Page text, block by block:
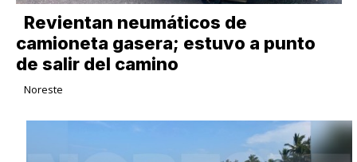
Revientan neumáticos de
camioneta gasera; estuvo a punto
de salir del camino
Noreste